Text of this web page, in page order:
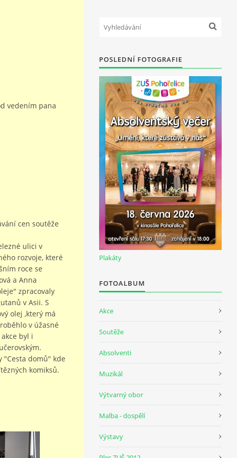
vedením pana
cen soutěže
ulici v
rozvoje, které
roce se
a Anna
zpracovaly
v Asii. S
olej ,který má
v úžasné
byl i
"Cesta domů" kde
komiksů.
POSLEDNÍ FOTOGRAFIE
Plakáty
FOTOALBUM
Akce
Soutěže
Absolventi
Muzikál
Výtvarný obor
Malba - dospělí
Výstavy